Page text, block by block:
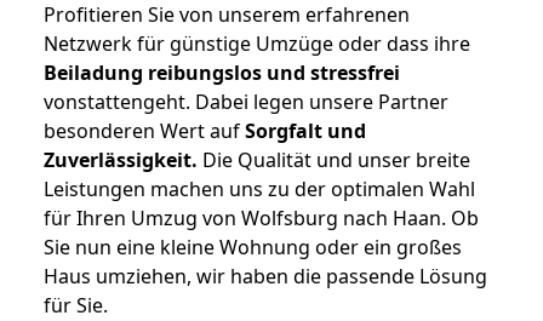
Profitieren Sie von unserem erfahrenen
Netzwerk für günstige Umzüge oder dass ihre
Beiladung reibungslos und stressfrei
vonstattengeht. Dabei legen unsere Partner
besonderen Wert aufSorgfalt und
Zuverlässigkeit. Die Qualität und unser breite
Leistungen machen uns zu der optimalen Wahl
für Ihren Umzug von Wolfsburg nach Haan. Ob
Sie nun eine kleine Wohnung oder ein großes
Haus umziehen, wir haben die passende Lösung
für Sie.